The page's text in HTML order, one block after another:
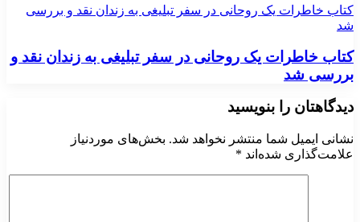
کتاب خاطرات یک روحانی در سفر تبلیغی به زندان نقد و بررسی
شد
کتاب خاطرات یک روحانی در سفر تبلیغی به زندان نقد و
بررسی شد
دیدگاهتان را بنویسید
نشانی ایمیل شما منتشر نخواهد شد. بخش‌های موردنیاز
علامت‌گذاری شده‌اند *